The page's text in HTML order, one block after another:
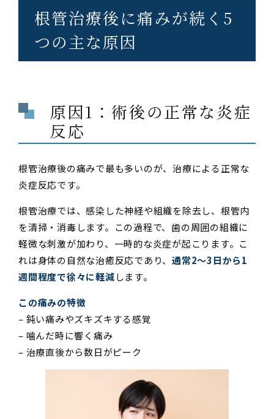
根管治療後に痛みが続く5
つの主な原因
原因1：術後の正常な炎症
反応
根管治療後の痛みで最も多いのが、治療による正常な
炎症反応です。
根管治療では、感染した神経や組織を除去し、根管内
を清掃・消毒します。この過程で、歯の周囲の組織に
軽微な刺激が加わり、一時的な炎症が起こります。こ
れは身体の自然な治癒反応であり、 通常2〜3日から1
週間程度で徐々に軽減します。
この痛みの特徴
– 鈍い痛みやズキズキする感覚
– 噛んだ時に響く痛み
– 治療直後から数日がピーク